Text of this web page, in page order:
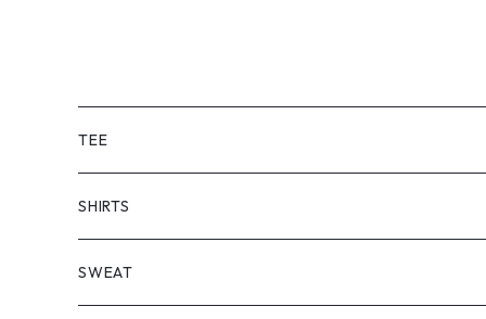
TEE
SHORT SLEEVE
LONG SLEEVE
SHIRTS
SHORT SLEEVE
SWEAT